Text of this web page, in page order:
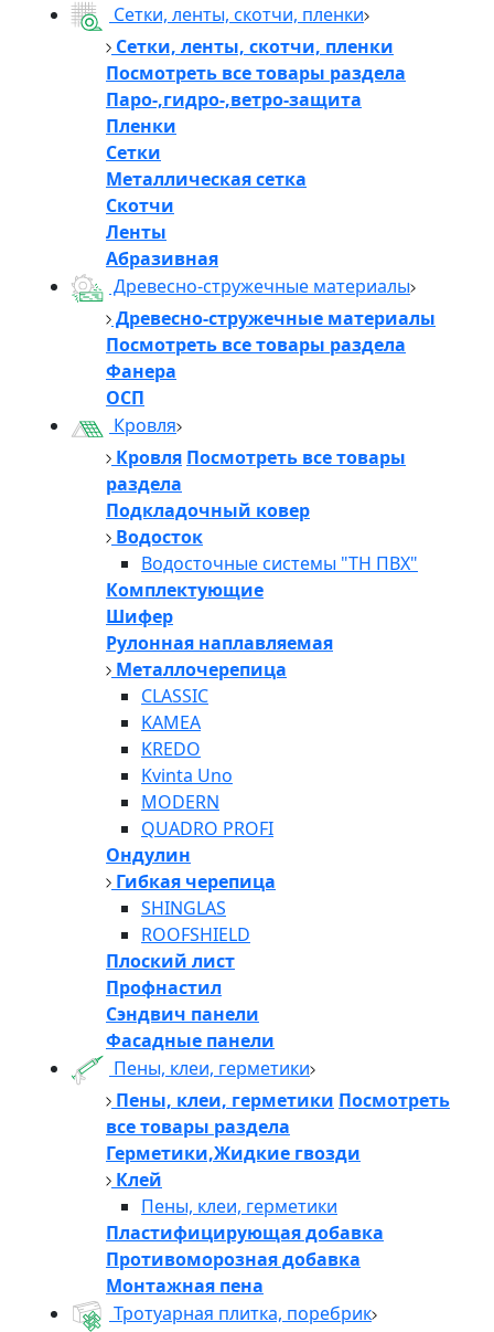
Сетки, ленты, скотчи, пленки
Сетки, ленты, скотчи, пленки
Посмотреть все товары раздела
Паро-,гидро-,ветро-защита
Пленки
Сетки
Металлическая сетка
Скотчи
Ленты
Абразивная
Древесно-стружечные материалы
Древесно-стружечные материалы
Посмотреть все товары раздела
Фанера
ОСП
Кровля
Кровля Посмотреть все товары
раздела
Подкладочный ковер
Водосток
Водосточные системы "ТН ПВХ"
Комплектующие
Шифер
Рулонная наплавляемая
Металлочерепица
CLASSIC
KAMEA
KREDO
Kvinta Uno
MODERN
QUADRO PROFI
Ондулин
Гибкая черепица
SHINGLAS
ROOFSHIELD
Плоский лист
Профнастил
Сэндвич панели
Фасадные панели
Пены, клеи, герметики
Пены, клеи, герметики Посмотреть
все товары раздела
Герметики,Жидкие гвозди
Клей
Пены, клеи, герметики
Пластифицирующая добавка
Противоморозная добавка
Монтажная пена
Тротуарная плитка, поребрик